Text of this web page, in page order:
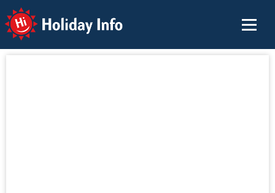
Holiday Info